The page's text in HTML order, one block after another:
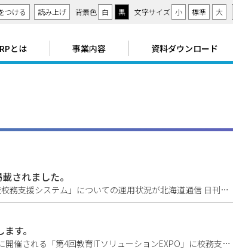
つける 読み上げ 背景色 白 黒 文字サイズ 小 標準 大
とは 事業内容 資料ダウンロード
されました。
弊社がサービス提供させて頂いている「北海道公立学校校務支援システム」についての運用状況が北海道通信 日刊教育版に掲載されました。 北海道通信社記事 (PDF 677KB)
す。
弊社は、来る2013年5月15日 (水曜日) から17日 (金曜日) に開催される「第4回教育ITソリューションEXPO」に校務支援システム及び代替教職員等応募・任用システムを出展致します。 校務支援システム 児童とス生徒の出欠管理や...